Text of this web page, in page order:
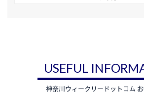
USEFUL
神奈川ウィークリードットコム